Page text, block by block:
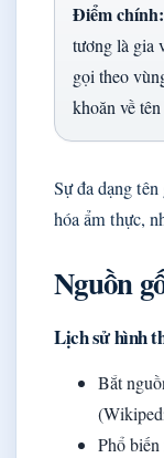
Điểm chính:
tương là gia
gọi theo
khoăn về
Sự đa dạng
hóa ẩm thực,
Nguồn
Lịch sử hình
Bắt
Phổ